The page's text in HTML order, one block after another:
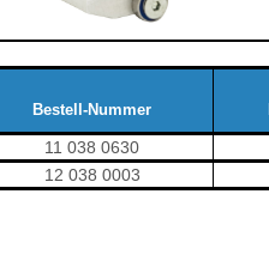
Bestell-Nummer
11 038 0630
12 038 0003